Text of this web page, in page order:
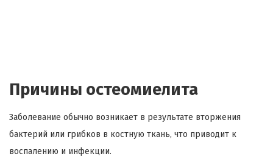
Причины остеомиелита
Заболевание обычно возникает в результате вторжения
бактерий или грибков в костную ткань, что приводит к
воспалению и инфекции.